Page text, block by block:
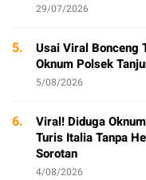
29/07/2026
5.
Usai Viral Bonceng
Oknum Polsek
5/08/2026
6.
Viral! Diduga
Turis Italia Tanpa
Sorotan
4/08/2026